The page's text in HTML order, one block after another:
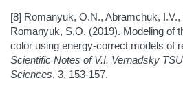
[8] Romanyuk, O.N., Abramchuk,
Romanyuk, S.O. (2019). Modeling of
color using energy-correct models of
Scientific Notes of V.I. Vernadsky
Sciences, 3, 153-157.